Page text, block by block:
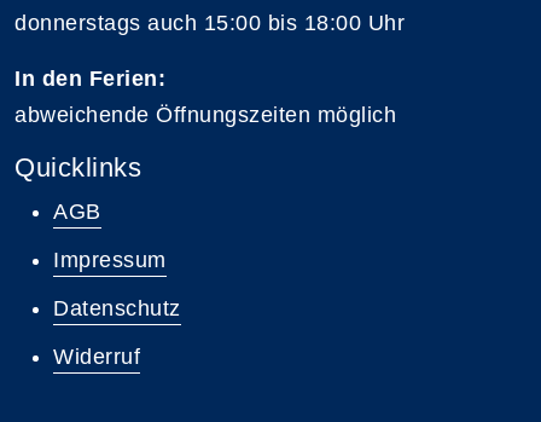
donnerstags auch 15:00 bis 18:00 Uhr
In den Ferien:
abweichende Öffnungszeiten möglich
Quicklinks
AGB
Impressum
Datenschutz
Widerruf